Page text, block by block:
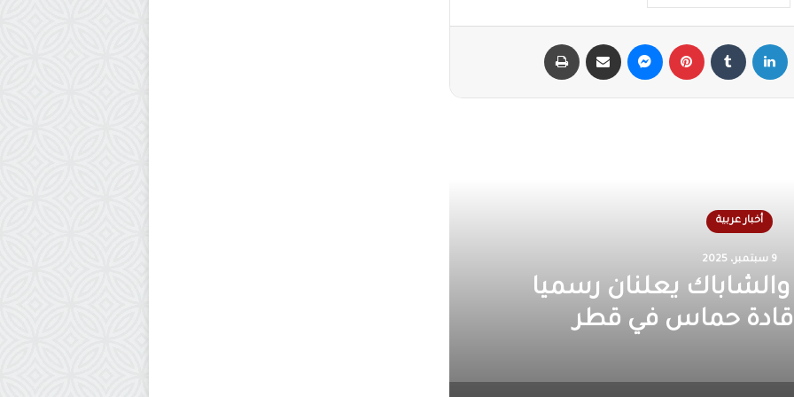
أخبار عربية
10 يونيو، 2025
الاحتلال على جنوب
لبنان